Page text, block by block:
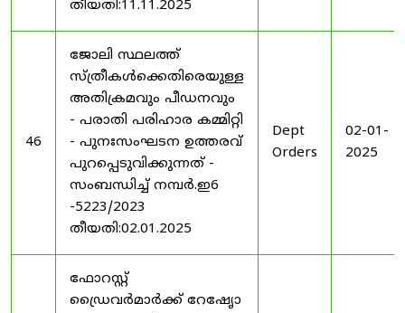
തീയതി:11.11.2025
46
ജോലി സ്ഥലത്ത്
സ്ത്രീകൾക്കെതിരെയുള്ള
അതിക്രമവും പീഡനവും
- പരാതി പരിഹാര കമ്മിറ്റി
- പുനഃസംഘടന ഉത്തരവ്
പുറപ്പെടുവിക്കുന്നത് -
സംബന്ധിച്ച് നമ്പർ.ഇ6
-5223/2023
തീയതി:02.01.2025
Dept
Orders
02-01-
2025
ഫോറസ്റ്റ്
ഡ്രൈവർമാർക്ക് റേഷേൃാ